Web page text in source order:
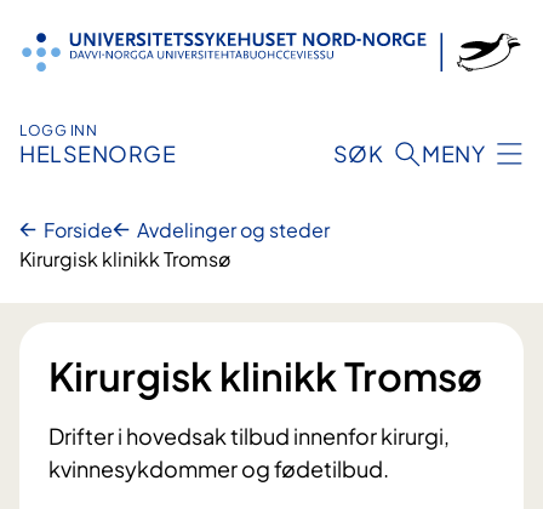
innhold
LOGG INN
HELSENORGE SØK MENY
Forside
Avdelinger og steder
Kirurgisk klinikk Tromsø
Kirurgisk klinikk Tromsø
Drifter i hovedsak tilbud innenfor kirurgi,
kvinnesykdommer og fødetilbud.